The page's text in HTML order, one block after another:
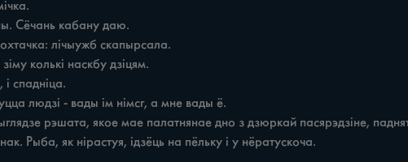
Рыба, як нірастуя, ідзёць на пёльку i у нёратускоча.